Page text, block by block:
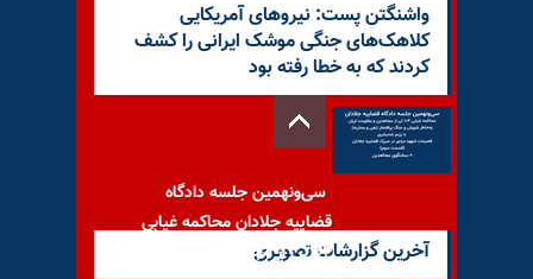
واشنگتن پست: نیروهای آمریکایی
کلاهک‌های جنگی موشک ایرانی را کشف
کردند که به خطا رفته بود
سی‌و‌نهمین جلسه دادگاه
قضاییه جلادان محاکمه غیابی
۱۰۴تن از مجاهدین و مقاومت
آخرین گزارشات تصویری